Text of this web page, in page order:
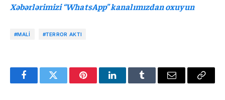
Xəbərlərimizi “WhatsApp” kanalımızdan oxuyun
#MALI #TERROR AKTI
FacebookTwitter PinterestLinkedInTumblr Email
Copy